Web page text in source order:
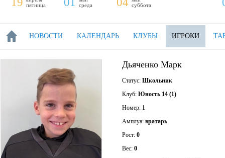
пятница
среда
суббота
НОВОСТИ КАЛЕНДАРЬ КЛУБЫ ИГРОКИ
Дьяченко Марк
Статус: Школьник
Клуб: Юность 14 (1)
Номер: 1
Амплуа: вратарь
Рост: 0
Вес: 0